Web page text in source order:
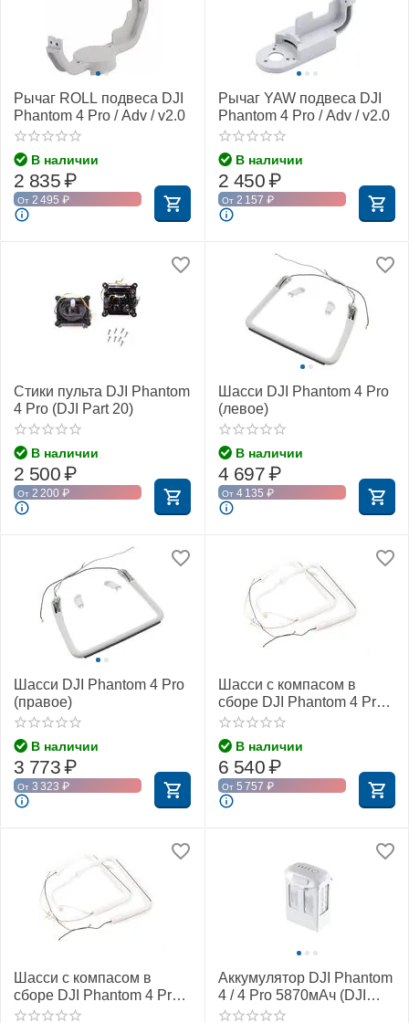
Рычаг ROLL подвеса DJI
Phantom 4 Pro / Adv / v2.0
В наличии
2 835₽
От 2 495 ₽
Рычаг YAW подвеса DJI
Phantom 4 Pro / Adv / v2.0
В наличии
2 450₽
От 2 157 ₽
Стики пульта DJI Phantom
4 Pro (DJI Part 20)
В наличии
2 500₽
От 2 200 ₽
Шасси DJI Phantom 4 Pro
(левое)
В наличии
4 697₽
От 4 135 ₽
Шасси DJI Phantom 4 Pro
(правое)
В наличии
3 773₽
От 3 323 ₽
Шасси с компасом в
сборе DJI Phantom 4 Pro /
Adv (DJI Part 5)
В наличии
6 540₽
От 5 757 ₽
Шасси с компасом в
сборе DJI Phantom 4 Pro
V2.0
Аккумулятор DJI Phantom
4 / 4 Pro 5870мАч (DJI
Part 64)